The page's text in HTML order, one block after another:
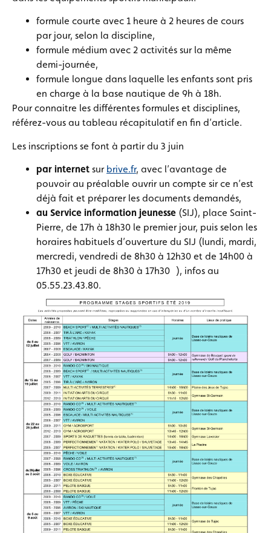
formule courte avec 1 heure à 2 heures de cours
par jour, selon la discipline,
formule médium avec 2 activités sur la même
demi-journée,
formule longue dans laquelle les enfants sont pris
en charge à la base nautique de 9h à 18h.
Pour connaitre les différentes formules et disciplines,
référez-vous au tableau récapitulatif en fin d’article.
Les inscriptions se font à partir du 3 juin
par internet sur brive.fr, avec l’avantage de
pouvoir au préalable ouvrir un compte sir ce n’est
déjà fait et préparer les documents demandés,
au Service information jeunesse (SIJ), place Saint-
Pierre, de 17h à 18h30 le premier jour, puis selon les
horaires habituels d’ouverture du SIJ (lundi, mardi,
mercredi, vendredi de 8h30 à 12h30 et de 14h00 à
17h30 et jeudi de 8h30 à 17h30 ), infos au
05.55.23.43.80.